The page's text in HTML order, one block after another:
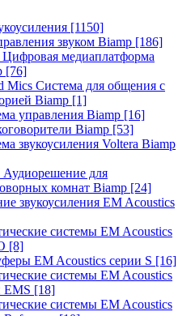
[1150]
звуком Biamp [186]
Цифровая медиаплатформа
[76]
Mics Система для общения с
Biamp [1]
управления Biamp [16]
Biamp [53]
звукоусиления Voltera Biamp
Аудиорешение для
комнат Biamp [24]
звукоусиления EM Acoustics
системы EM Acoustics
[8]
EM Acoustics серии S [16]
системы EM Acoustics
EMS [18]
системы EM Acoustics